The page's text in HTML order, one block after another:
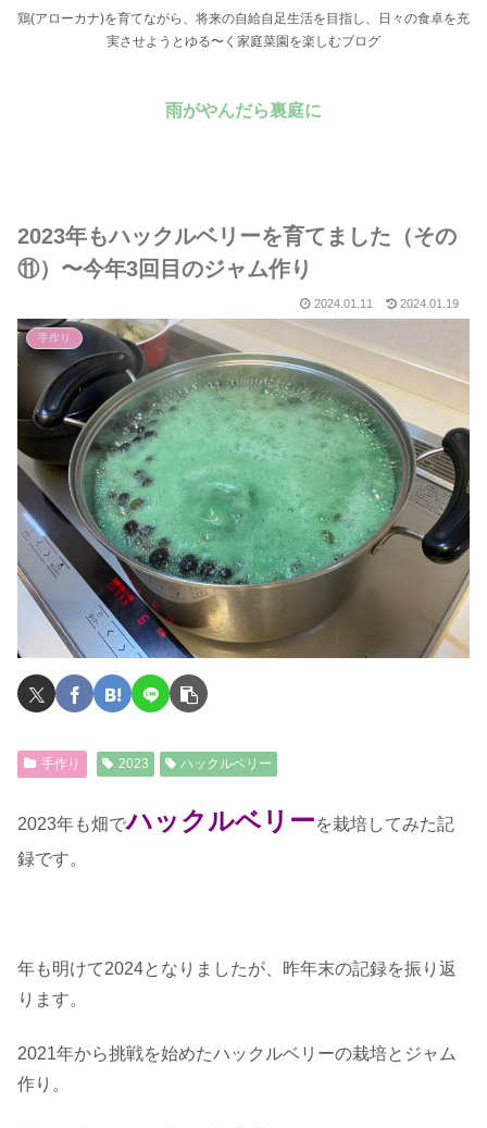
鶏(アローカナ)を育てながら、将来の自給自足生活を目指し、日々の食卓を充
実させようとゆる〜く家庭菜園を楽しむブログ
雨がやんだら裏庭に
2023年もハックルベリーを育てました（その
⑪）〜今年3回目のジャム作り
2024.01.11 2024.01.19
手作り
手作り 2023 ハックルベリー
2023年も畑でハックルベリーを栽培してみた記
録です。
年も明けて2024となりましたが、昨年末の記録を振り返
ります。
2021年から挑戦を始めたハックルベリーの栽培とジャム
作り。